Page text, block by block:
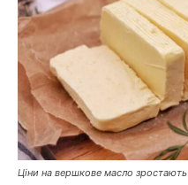
Криптовалюта
Робота і освіта
Публікації
ФОП
Ціни на вершкове масло зростають